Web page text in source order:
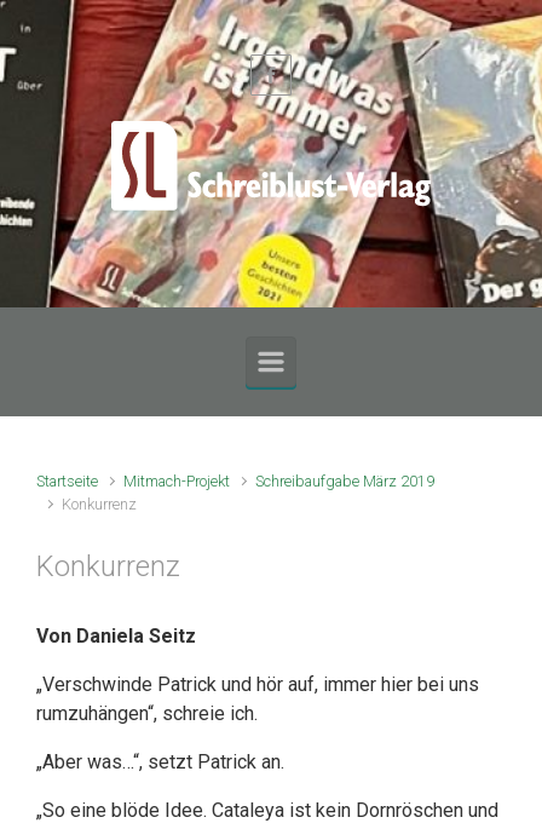
Zum Hauptinhalt springen
Startseite Mitmach-Projekt
Schreibaufgabe März 2019
Konkurrenz
Konkurrenz
Von Daniela Seitz
„Verschwinde Patrick und hör auf, immer hier bei uns
rumzuhängen“, schreie ich.
„Aber was…“, setzt Patrick an.
„So eine blöde Idee. Cataleya ist kein Dornröschen und